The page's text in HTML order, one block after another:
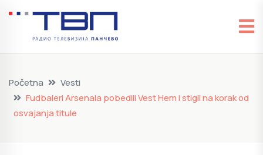
Početna
Vesti
Fudbaleri Arsenala pobedili Vest Hem i stigli na korak od
osvajanja titule